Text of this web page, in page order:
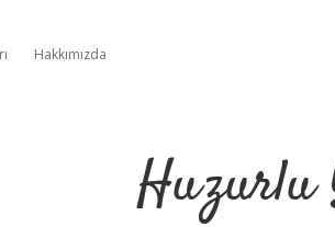
Hakkımızda
Huzurlu